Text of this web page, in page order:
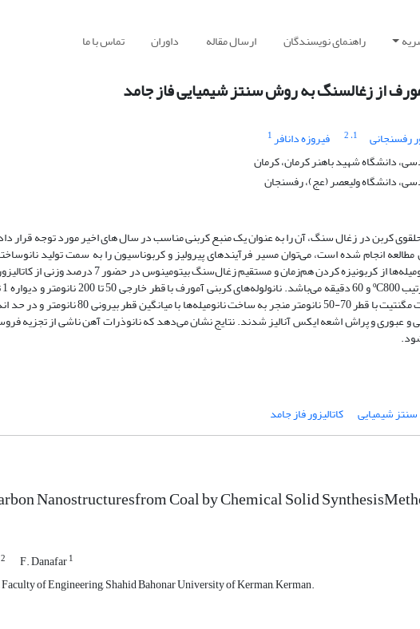
راهنمای نویسندگان ارسال مقاله داوران تماس با ما
از زغالسنگ به روش سنتز شیمیایی فاز جامد
رفسنجانی 1، 2 فیروزه دانافر1
دانشگاه شهید باهنر کرمان، کرمان
دانشگاه ولیعصر (عج)، رفسنجان
کربن در زغال سنگ، آن را به عنوان یک منبع کربنی مناسب در سال های اخیر مورد توجه قرار
انجام شده است، می‌توان مسیر فرآیندهای پیرولیز و کربوناسیون را به سمت تولید
نانولوله‌های کربنی آمورف حفره‌دار و نانومیله‌ها از
کاتالیزور تولید شد، در حالی که نانوذرات مگنتیت با
سنتز شیمیایی کاتالیزور فاز جامد
Nanostructuresfrom Coal by Chemical Solid
2 F. Danafar1
of Engineering, Shahid Bahonar University of Kerman, Kerman.